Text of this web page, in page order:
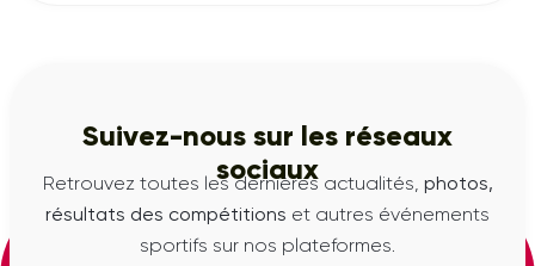
Suivez-nous sur les réseaux
sociaux
Retrouvez toutes les dernières actualités, photos,
résultats des compétitions et autres événements
sportifs sur nos plateformes.